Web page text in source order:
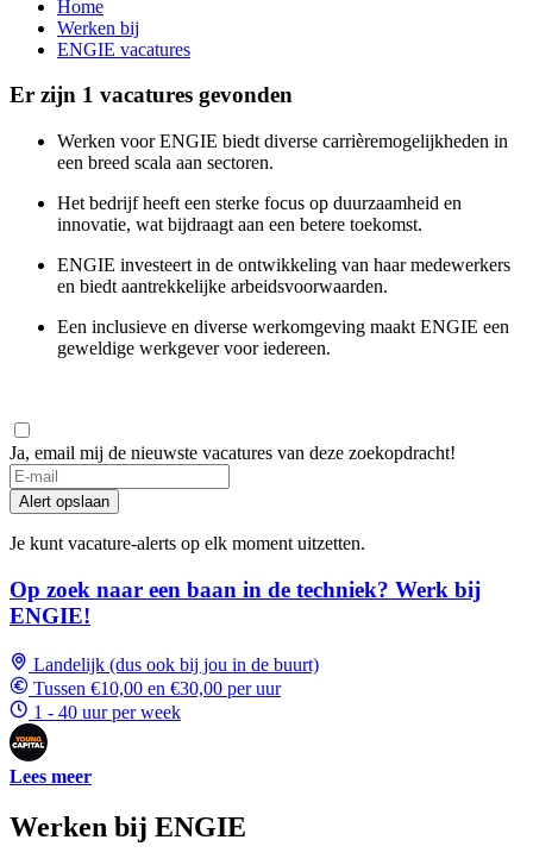
Home
Werken bij
ENGIE vacatures
Er zijn 1 vacatures gevonden
Werken voor ENGIE biedt diverse carrièremogelijkheden in
een breed scala aan sectoren.
Het bedrijf heeft een sterke focus op duurzaamheid en
innovatie, wat bijdraagt aan een betere toekomst.
ENGIE investeert in de ontwikkeling van haar medewerkers
en biedt aantrekkelijke arbeidsvoorwaarden.
Een inclusieve en diverse werkomgeving maakt ENGIE een
geweldige werkgever voor iedereen.
Ja, email mij de nieuwste vacatures van deze zoekopdracht!
Alert opslaan
Je kunt vacature-alerts op elk moment uitzetten.
Op zoek naar een baan in de techniek? Werk bij
ENGIE!
Landelijk (dus ook bij jou in de buurt)
Tussen €10,00 en €30,00 per uur
1 - 40 uur per week
Lees meer
Werken bij ENGIE